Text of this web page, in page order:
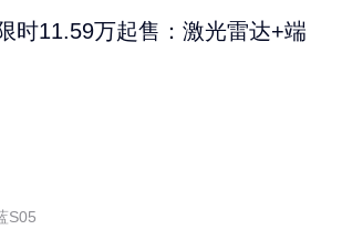
时11.59万起售：激光雷达+端
S05